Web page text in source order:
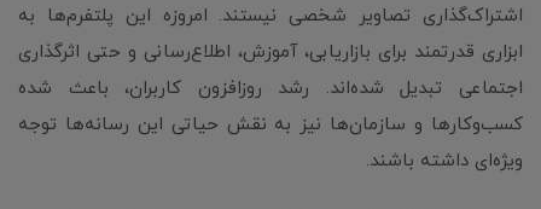
اشتراک‌گذاری تصاویر شخصی نیستند. امروزه این پلتفرم‌ها به
ابزاری قدرتمند برای بازاریابی، آموزش، اطلاع‌رسانی و حتی اثرگذاری
اجتماعی تبدیل شده‌اند. رشد روزافزون کاربران، باعث شده
کسب‌وکارها و سازمان‌ها نیز به نقش حیاتی این رسانه‌ها توجه
ویژه‌ای داشته باشند.